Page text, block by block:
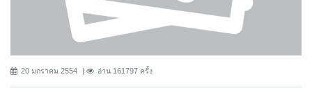
20 มกราคม 2554 อ่าน 161797 ครั้ง